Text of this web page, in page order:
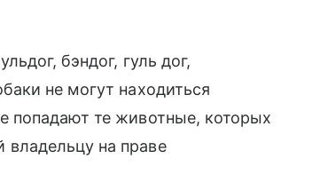
бэндог, гуль дог,
не могут находиться
попадают те животные, которых
на праве